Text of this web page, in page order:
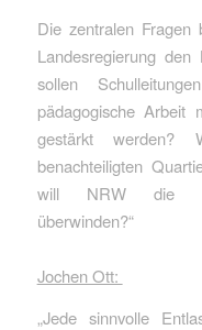
Die zentralen Fragen
Landesregierung den
sollen
pädagogische Arbeit
gestärkt werden?
benachteiligten
will NRW die
überwinden?“
Jochen Ott:
„Jede sinnvolle